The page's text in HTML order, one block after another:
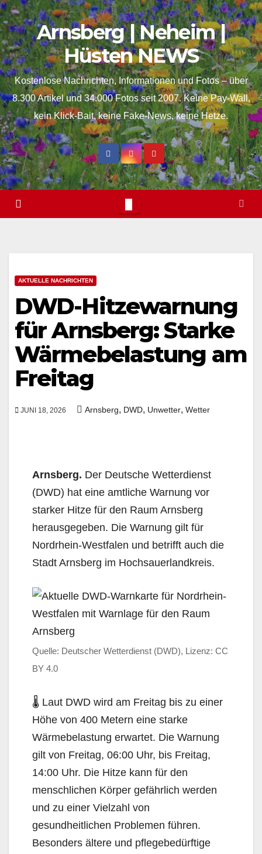
springen
Skip
to
content
Arnsberg | Neheim |
Hüsten NEWS
Kostenlose Nachrichten, Informationen und Fotos – über
8.300 Artikel und 34.000 Fotos seit 2007. Keine Pay-Wall,
kein Klick-Bait, keine Fake-News, keine Hetze.
AKTUELLE NACHRICHTEN
DWD-Hitzewarnung
für Arnsberg: Starke
Wärmebelastung am
Freitag
JUNI 18, 2026 Arnsberg, DWD, Unwetter, Wetter
Arnsberg. Der Deutsche Wetterdienst
(DWD) hat eine amtliche Warnung vor
starker Hitze für den Raum Arnsberg
herausgegeben. Die Warnung gilt für
Nordrhein-Westfalen und betrifft auch die
Stadt Arnsberg im Hochsauerlandkreis.
Quelle: Deutscher Wetterdienst (DWD), Lizenz: CC
BY 4.0
🌡️ Laut DWD wird am Freitag bis zu einer
Höhe von 400 Metern eine starke
Wärmebelastung erwartet. Die Warnung
gilt von Freitag, 06:00 Uhr, bis Freitag,
14:00 Uhr. Die Hitze kann für den
menschlichen Körper gefährlich werden
und zu einer Vielzahl von
gesundheitlichen Problemen führen.
Besonders ältere und pflegebedürftige